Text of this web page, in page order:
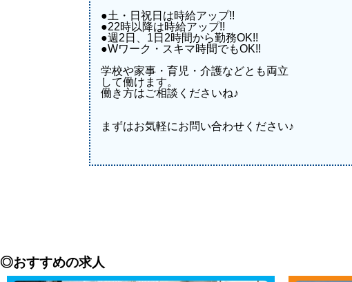
●土・日祝日は時給アップ!!
●22時以降は時給アップ!!
●週2日、1日2時間から勤務OK!!
●Wワーク・スキマ時間でもOK!!
学校や家事・育児・介護などとも両立
して働けます。
働き方はご相談くださいね♪
まずはお気軽にお問い合わせください♪
◎おすすめの求人